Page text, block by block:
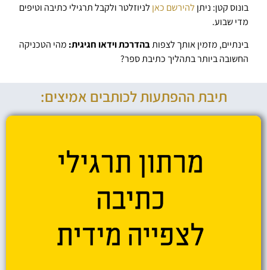
בונוס קטן: ניתן להירשם כאן לניוזלטר ולקבל תרגילי כתיבה וטיפים
מדי שבוע.
בינתיים, מזמין אותך לצפותבהדרכת וידאו חגיגית: מהי הטכניקה
החשובה ביותר בתהליך כתיבת ספר?
תיבת ההפתעות לכותבים אמיצים: